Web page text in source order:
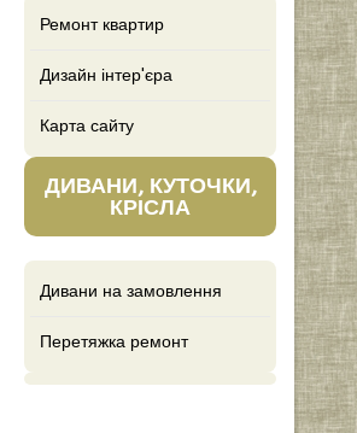
Ремонт квартир
Дизайн інтер'єра
Карта сайту
ДИВАНИ, КУТОЧКИ,
КРІСЛА
Дивани на замовлення
Перетяжка ремонт